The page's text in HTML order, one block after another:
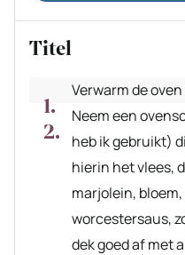
Titel
Verwarm de
Neem een
heb ik gebruikt)
hierin het vlees,
marjolein,
worcestersaus,
dek goed af met